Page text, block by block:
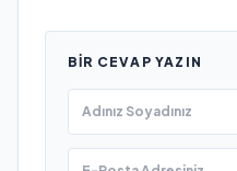
BIR CEVAP YAZIN